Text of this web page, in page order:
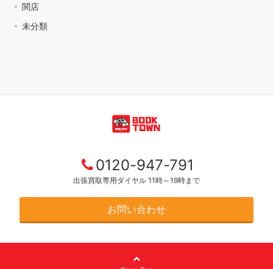
関店
未分類
0120-947-791
出張買取専用ダイヤル 11時～19時まで
お問い合わせ